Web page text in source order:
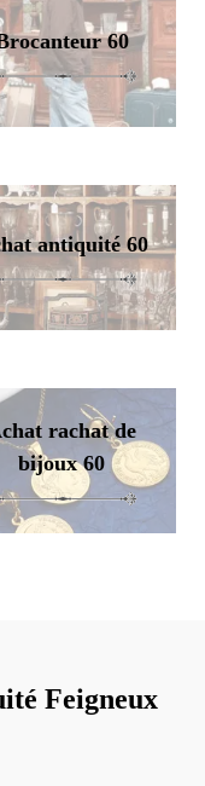
60
antiquité 60
rachat de
bijoux 60
Feigneux